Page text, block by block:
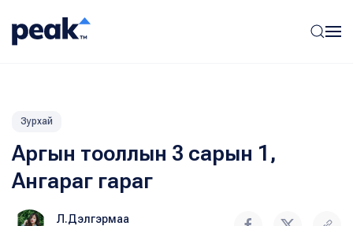
Зурхай
Аргын тооллын 3 сарын 1,
Ангараг гараг
Л.Дэлгэрмаа